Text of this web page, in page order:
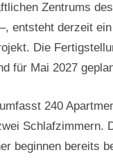
Zentrums
entsteht derzeit
Die
für Mai 2027
240
Schlafzimmern.
beginnen bereits